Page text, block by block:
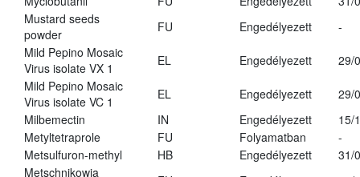
Mustard seeds
powder
FU Engedélyezett
-
Mild Pepino Mosaic
Virus isolate VX 1
EL Engedélyezett
29/
Mild Pepino Mosaic
Virus isolate VC 1
EL Engedélyezett
29/
Milbemectin
IN Engedélyezett
15/
Metyltetraprole
FU Folyamatban
-
Metsulfuron-methyl
HB Engedélyezett
31/
Metschnikowia